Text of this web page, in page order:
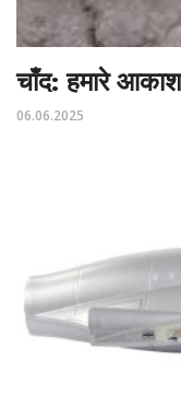
चाँद: हमारे
06.06.2025